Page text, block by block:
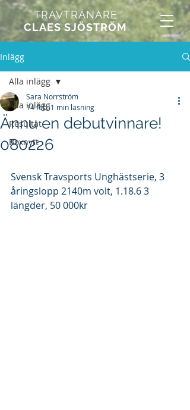
TRAVTRÄNARE
CLAES SJÖSTRÖM
Inlägg
Alla inlägg
Resultat
Boxnytt
Alla inlägg
Ännu en debutvinnare!
080226
Sara Norrström
14 feb. 1 min läsning
Svensk Travsports Unghästserie, 3
åringslopp 2140m volt, 1.18.6 3
längder, 50 000kr